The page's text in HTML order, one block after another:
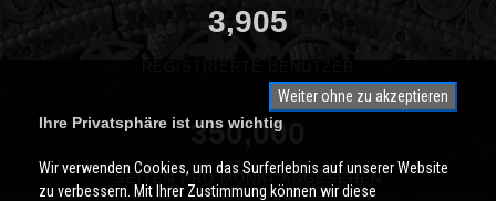
3,905
350,000
SEITEN PRO MONAT ANGESEHEN
Weiter ohne zu akzeptieren
Ihre Privatsphäre ist uns wichtig
Wir verwenden Cookies, um das Surferlebnis auf unserer Website
zu verbessern. Mit Ihrer Zustimmung können wir diese